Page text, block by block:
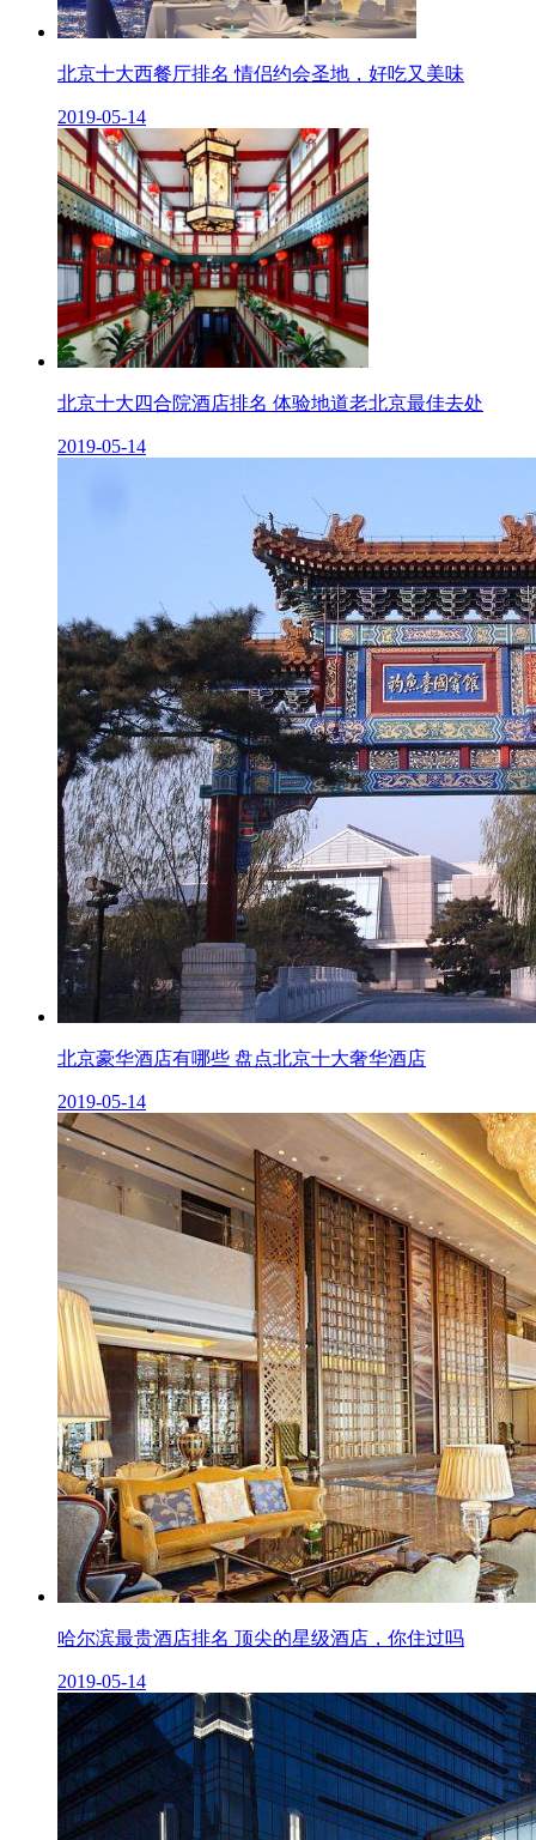
北京十大西餐厅排名 情侣约会圣地，好吃又美味
2019-05-14
北京十大四合院酒店排名 体验地道老北京最佳去处
2019-05-14
北京豪华酒店有哪些 盘点北京十大奢华酒店
2019-05-14
哈尔滨最贵酒店排名 顶尖的星级酒店，你住过吗
2019-05-14